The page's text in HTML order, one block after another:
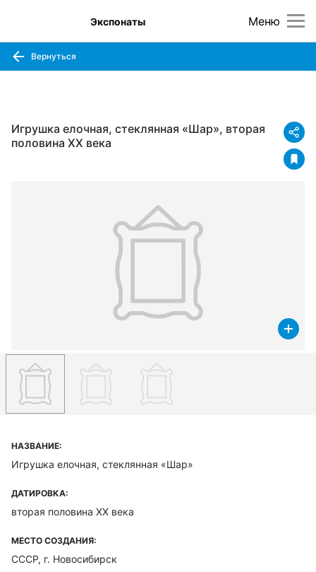
Меню
Экспонаты
Вернуться
Игрушка елочная, стеклянная «Шар», вторая
половина ХХ века
НАЗВАНИЕ:
Игрушка елочная, стеклянная «Шар»
ДАТИРОВКА:
вторая половина ХХ века
МЕСТО СОЗДАНИЯ:
СССР, г. Новосибирск